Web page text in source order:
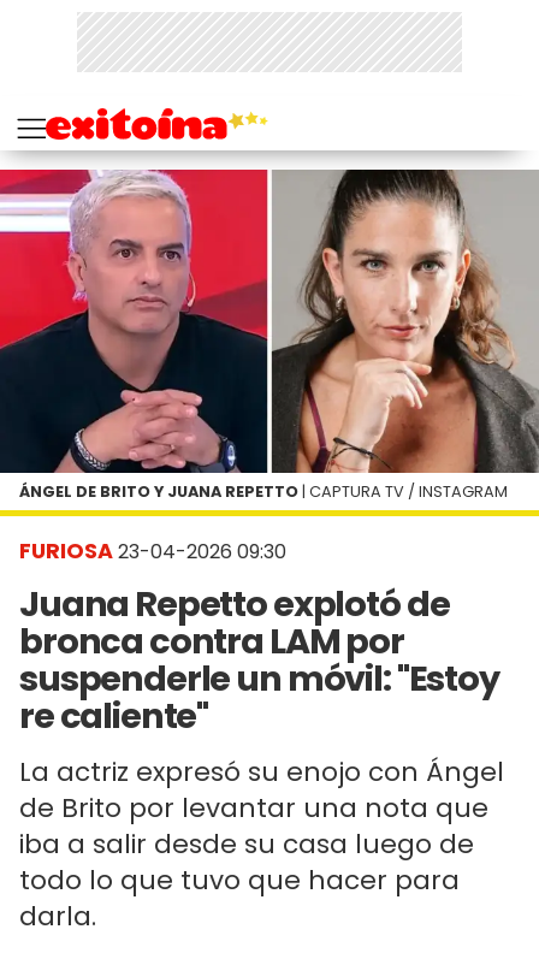
FURIOSA23-04-2026 09:30
Juana Repetto explotó de
bronca contra LAM por
suspenderle un móvil: "Estoy
re caliente"
La actriz expresó su enojo con Ángel
de Brito por levantar una nota que
iba a salir desde su casa luego de
todo lo que tuvo que hacer para
darla.
ÁNGEL DE BRITO Y JUANA REPETTO | CAPTURA TV / INSTAGRAM